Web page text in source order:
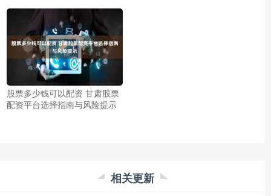
股票多少钱可以配资 甘肃股票
配资平台选择指南与风险提示
相关更新